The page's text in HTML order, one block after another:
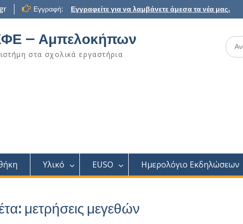
Εγγραφή: Εγγραφείτε για να λαμβάνετε άμεσα τα νέα μας.
– Αμπελοκήπων
στα σχολικά εργαστήρια
Search
for:
Υλικό EUSO Ημερολόγιο Εκδηλώσεων
μετρήσεις μεγεθών